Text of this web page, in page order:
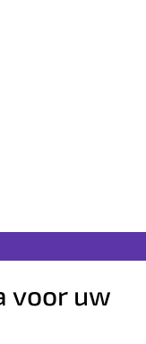
voor uw